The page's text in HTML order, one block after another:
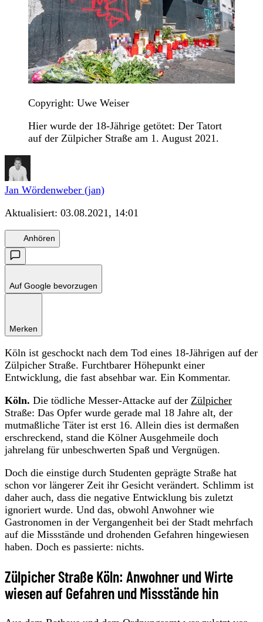
Copyright: Uwe Weiser
Hier wurde der 18-Jährige getötet: Der Tatort
auf der Zülpicher Straße am 1. August 2021.
Jan Wördenweber (jan)
Aktualisiert: 03.08.2021, 14:01
Anhören
Auf Google bevorzugen
Merken
Köln ist geschockt nach dem Tod eines 18-Jährigen auf der
Zülpicher Straße. Furchtbarer Höhepunkt einer
Entwicklung, die fast absehbar war. Ein Kommentar.
Köln. Die tödliche Messer-Attacke auf der Zülpicher
Straße: Das Opfer wurde gerade mal 18 Jahre alt, der
mutmaßliche Täter ist erst 16. Allein dies ist dermaßen
erschreckend, stand die Kölner Ausgehmeile doch
jahrelang für unbeschwerten Spaß und Vergnügen.
Doch die einstige durch Studenten geprägte Straße hat
schon vor längerer Zeit ihr Gesicht verändert. Schlimm ist
daher auch, dass die negative Entwicklung bis zuletzt
ignoriert wurde. Und das, obwohl Anwohner wie
Gastronomen in der Vergangenheit bei der Stadt mehrfach
auf die Missstände und drohenden Gefahren hingewiesen
haben. Doch es passierte: nichts.
Zülpicher Straße Köln: Anwohner und Wirte
wiesen auf Gefahren und Missstände hin